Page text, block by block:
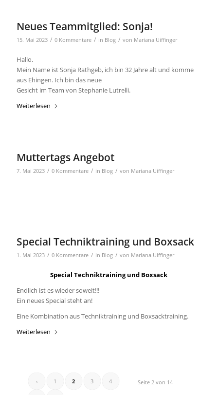
Neues Teammitglied: Sonja!
15. Mai 2023 / 0 Kommentare / in Blog / von Mariana Uiffinger
Hallo.
Mein Name ist Sonja Rathgeb, ich bin 32 Jahre alt und komme
aus Ehingen. Ich bin das neue
Gesicht im Team von Stephanie Lutrelli.
Weiterlesen
Muttertags Angebot
7. Mai 2023 / 0 Kommentare / in Blog / von Mariana Uiffinger
Special Techniktraining und Boxsack
1. Mai 2023 / 0 Kommentare / in Blog / von Mariana Uiffinger
Special Techniktraining und Boxsack
Endlich ist es wieder soweit!!!
Ein neues Special steht an!
Eine Kombination aus Techniktraining und Boxsacktraining.
Weiterlesen
Seite 2 von 14
‹ 1 2 3 4